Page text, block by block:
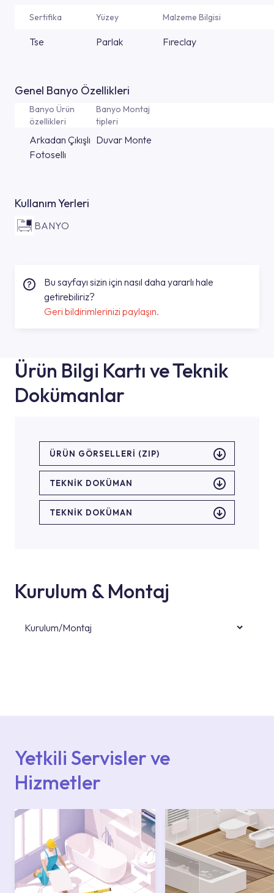
Sertifika Yüzey Malzeme Bilgisi
Tse Parlak Fıreclay
Genel Banyo Özellikleri
Banyo Ürün
özellikleri
Banyo Montaj
tipleri
Arkadan Çıkışlı
Fotosellı
Duvar Monte
Kullanım Yerleri
BANYO
Bu sayfayı sizin için nasıl daha yararlı hale
getirebiliriz?
Geri bildirimlerinizi paylaşın.
Ürün Bilgi Kartı ve Teknik
Dokümanlar
ÜRÜN GÖRSELLERI (ZIP)
TEKNİK DOKÜMAN
TEKNİK DOKÜMAN
Kurulum & Montaj
Kurulum/Montaj
Yetkili Servisler ve
Hizmetler